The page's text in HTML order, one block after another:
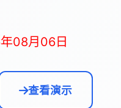
08月06日
查看演示